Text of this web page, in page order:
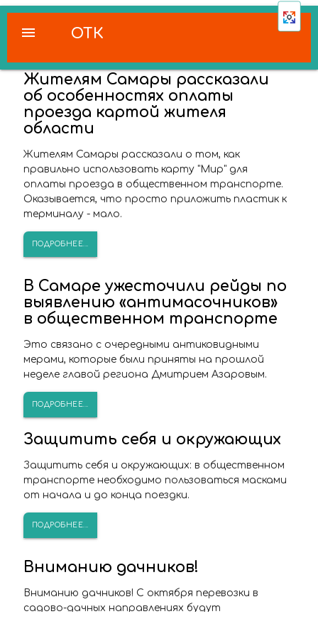
ОТК
menu
Жителям Самары рассказали
об особенностях оплаты
проезда картой жителя
области
Жителям Самары рассказали о том, как
правильно использовать карту "Мир" для
оплаты проезда в общественном транспорте.
Оказывается, что просто приложить пластик к
терминалу - мало.
ПОДРОБНЕЕ...
В Самаре ужесточили рейды по
выявлению «антимасочников»
в общественном транспорте
Это связано с очередными антиковидными
мерами, которые были приняты на прошлой
неделе главой региона Дмитрием Азаровым.
ПОДРОБНЕЕ...
Защитить себя и окружающих
Защитить себя и окружающих: в общественном
транспорте необходимо пользоваться масками
от начала и до конца поездки.
ПОДРОБНЕЕ...
Вниманию дачников!
Вниманию дачников! С октября перевозки в
садово-дачных направлениях будут